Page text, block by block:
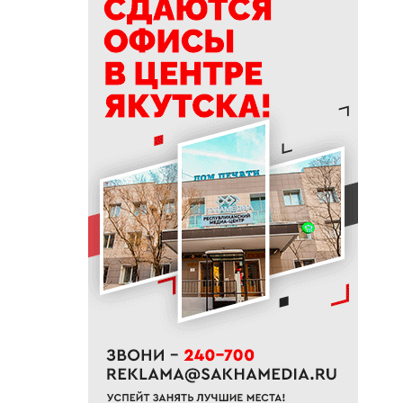
доукомплектование ВС РФ
20:02
Более 230 участников СВО
получили за неделю
поддержку психологов Якутии
19:48
В Якутии определены
приоритеты развития
«Движения Первых»
19:30
Более 26 тонн гуманитарной
помощи доставили в
пострадавший от паводка
Верхоянский район
19:00
Авторы проектов «Ты в игре»
проведут спортивные
мероприятия в рамках Дня
18:40
Приметы на 8 августа 2026
года: что можно и нельзя